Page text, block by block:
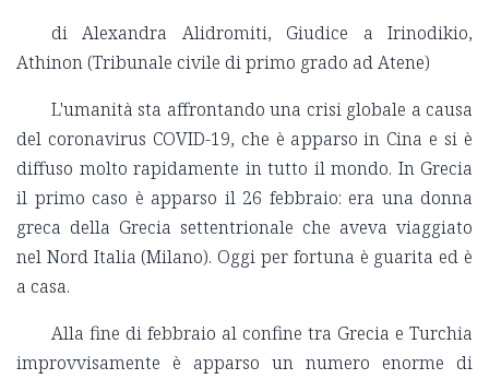
di Alexandra Alidromiti, Giudice a Irinodikio,
Athinon (Tribunale civile di primo grado ad Atene)
L'umanità sta affrontando una crisi globale a causa
del coronavirus COVID-19, che è apparso in Cina e si è
diffuso molto rapidamente in tutto il mondo. In Grecia
il primo caso è apparso il 26 febbraio: era una donna
greca della Grecia settentrionale che aveva viaggiato
nel Nord Italia (Milano). Oggi per fortuna è guarita ed è
a casa.
Alla fine di febbraio al confine tra Grecia e Turchia
improvvisamente è apparso un numero enorme di